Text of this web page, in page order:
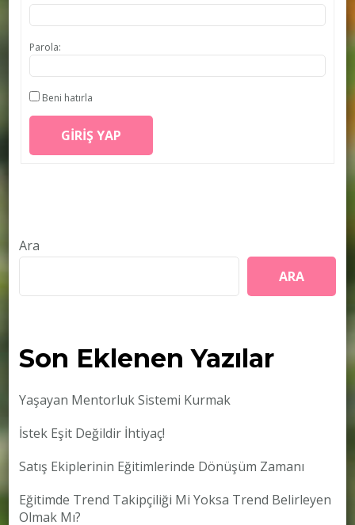
Parola:
Beni hatırla
GIRIŞ YAP
Ara
ARA
Son Eklenen Yazılar
Yaşayan Mentorluk Sistemi Kurmak
İstek Eşit Değildir İhtiyaç!
Satış Ekiplerinin Eğitimlerinde Dönüşüm Zamanı
Eğitimde Trend Takipçiliği Mi Yoksa Trend Belirleyen
Olmak Mı?